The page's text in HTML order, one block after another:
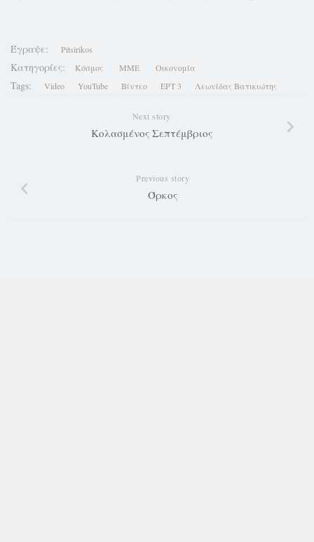
Έγραψε: Pitsirikos
Κατηγορίες: Κόσμος ΜΜΕ Οικονομία
Tags: Video YouTube Βίντεο ΕΡΤ 3 Λεωνίδας Βατικιώτης
Next story
Κολασμένος Σεπτέμβριος
Previous story
Όρκος